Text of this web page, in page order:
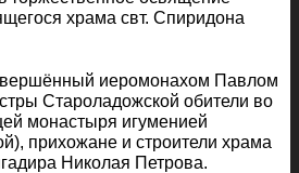
храма свт. Спиридона
иеромонахом Павлом
Староладожской обители во
монастыря игуменией
прихожане и строители храма
Николая Петрова.